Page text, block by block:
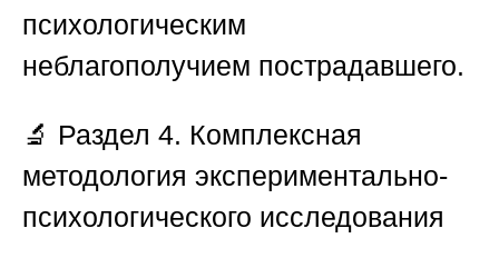
психологическим
неблагополучием пострадавшего.
🔬 Раздел 4. Комплексная
методология экспериментально-
психологического исследования